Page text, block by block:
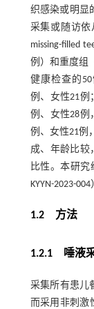
织感染或明
采集或随访依
missing-filled
例）和重度组
健康检查的
例、女性21例
例、女性28例
例、女性21例
成、年龄比较
比性。本研究
KYYN-2023-004
1.2 方法
1.2.1 唾液
采集所有患儿
而采用非刺激